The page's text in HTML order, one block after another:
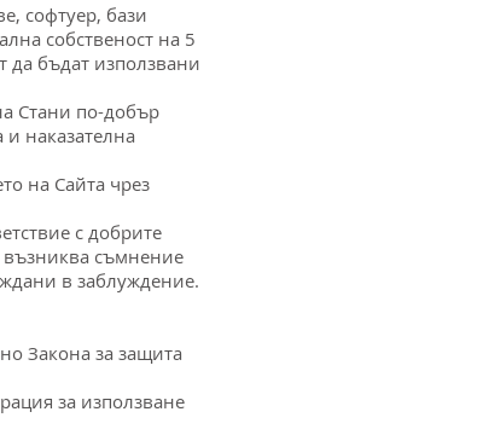
софтуер, бази
собственост на 5
да бъдат използвани
Стани по-добър
наказателна
на Сайта чрез
с добрите
възниква съмнение
в заблуждение.
Закона за защита
за използване